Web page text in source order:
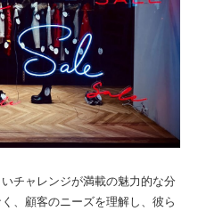
チャレンジが満載の魅力的な分
、顧客のニーズを理解し、彼ら